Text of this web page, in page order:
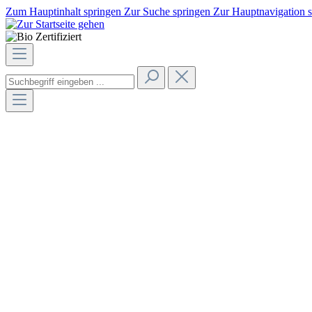
Zum Hauptinhalt springen Zur Suche springen Zur Hauptnavigation